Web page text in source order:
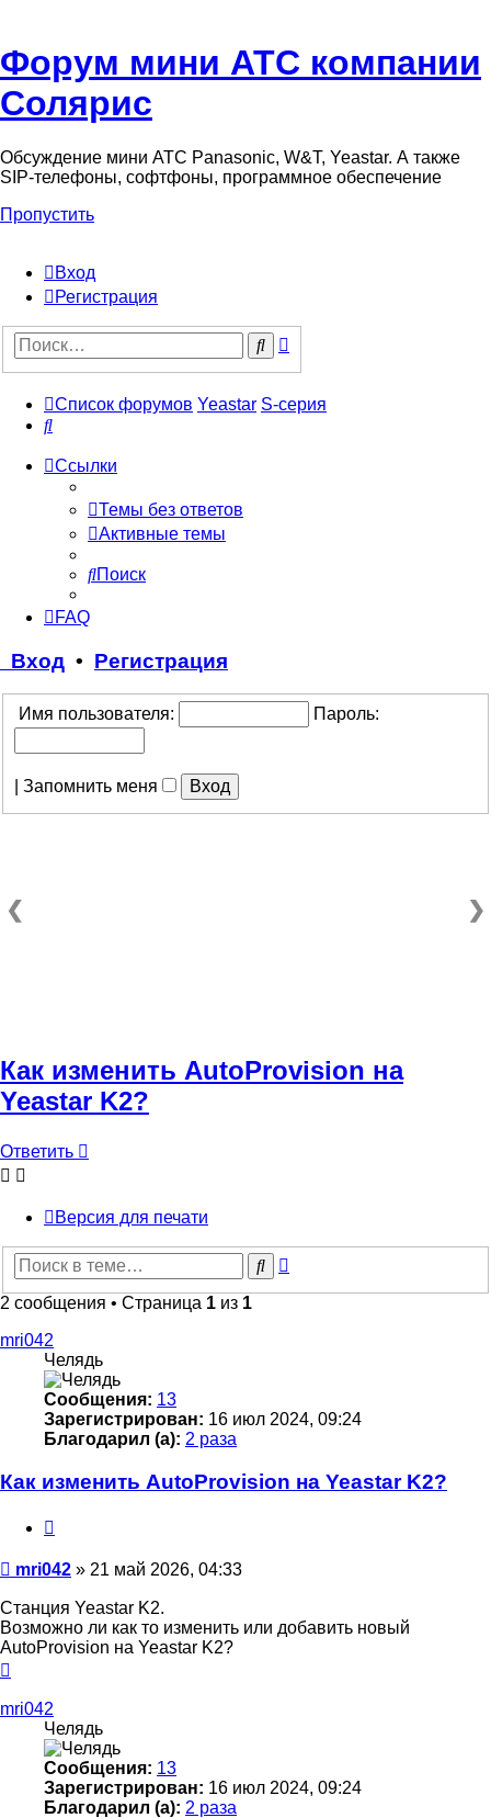
Форум мини АТС компании
Солярис
Обсуждение мини АТС Panasonic, W&T, Yeastar. А также
SIP-телефоны, софтфоны, программное обеспечение
Пропустить
Вход
Регистрация
Поиск
Список форумов Yeastar S-серия
Поиск
Ссылки
Темы без ответов
Активные темы
Поиск
FAQ
Вход • Регистрация
Имя пользователя: Пароль:
Запомнить меня
❮ ❯
Как изменить AutoProvision на
Yeastar K2?
Ответить
Версия для печати
Поиск
2 сообщения • Страница 1 из 1
mri042
Челядь
Сообщения: 13
Зарегистрирован: 16 июл 2024, 09:24
Благодарил (а): 2 раза
Как изменить AutoProvision на Yeastar K2?
Сообщение
mri042 » 21 май 2026, 04:33
Станция Yeastar K2.
Возможно ли как то изменить или добавить новый
AutoProvision на Yeastar K2?
началу
mri042
Челядь
Сообщения: 13
Зарегистрирован: 16 июл 2024, 09:24
Благодарил (а): 2 раза